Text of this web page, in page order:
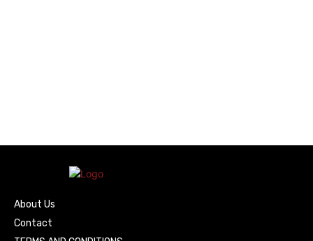
About Us
Contact